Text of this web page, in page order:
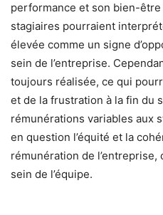
performance et son bien-
stagiaires pourraient
élevée comme un signe
sein de l’entreprise.
toujours réalisée, ce qui
et de la frustration à la fin du
rémunérations variables aux
en question l’équité et la
rémunération de
sein de l’équipe.